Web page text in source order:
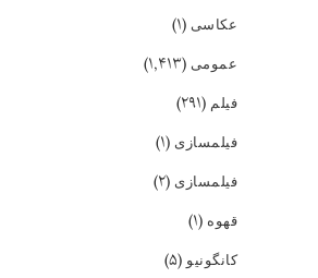
عکاسی (۱)
عمومی (۱,۴۱۳)
فیلم (۲۹۱)
فیلمسازی (۱)
فیلمسازی (۲)
قهوه (۱)
کانگونیو(۵)